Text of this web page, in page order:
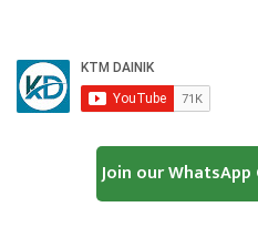
Join our WhatsApp